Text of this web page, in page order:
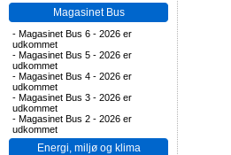
Magasinet Bus
- Magasinet Bus 6 - 2026 er
udkommet
- Magasinet Bus 5 - 2026 er
udkommet
- Magasinet Bus 4 - 2026 er
udkommet
- Magasinet Bus 3 - 2026 er
udkommet
- Magasinet Bus 2 - 2026 er
udkommet
Energi, miljø og klima